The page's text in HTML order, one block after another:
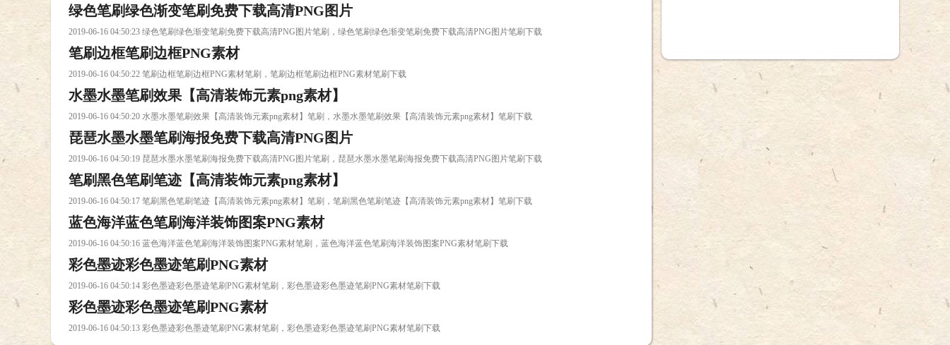
绿色笔刷绿色渐变笔刷免费下载高清PNG图片
2019-06-16 04:50:23 绿色笔刷绿色渐变笔刷免费下载高清PNG图片笔刷，绿色笔刷绿色渐变笔刷免费下载高清PNG图片笔刷下载
笔刷边框笔刷边框PNG素材
2019-06-16 04:50:22 笔刷边框笔刷边框PNG素材笔刷，笔刷边框笔刷边框PNG素材笔刷下载
水墨水墨笔刷效果【高清装饰元素png素材】
2019-06-16 04:50:20 水墨水墨笔刷效果【高清装饰元素png素材】笔刷，水墨水墨笔刷效果【高清装饰元素png素材】笔刷下载
琵琶水墨水墨笔刷海报免费下载高清PNG图片
2019-06-16 04:50:19 琵琶水墨水墨笔刷海报免费下载高清PNG图片笔刷，琵琶水墨水墨笔刷海报免费下载高清PNG图片笔刷下载
笔刷黑色笔刷笔迹【高清装饰元素png素材】
2019-06-16 04:50:17 笔刷黑色笔刷笔迹【高清装饰元素png素材】笔刷，笔刷黑色笔刷笔迹【高清装饰元素png素材】笔刷下载
蓝色海洋蓝色笔刷海洋装饰图案PNG素材
2019-06-16 04:50:16 蓝色海洋蓝色笔刷海洋装饰图案PNG素材笔刷，蓝色海洋蓝色笔刷海洋装饰图案PNG素材笔刷下载
彩色墨迹彩色墨迹笔刷PNG素材
2019-06-16 04:50:14 彩色墨迹彩色墨迹笔刷PNG素材笔刷，彩色墨迹彩色墨迹笔刷PNG素材笔刷下载
彩色墨迹彩色墨迹笔刷PNG素材
2019-06-16 04:50:13 彩色墨迹彩色墨迹笔刷PNG素材笔刷，彩色墨迹彩色墨迹笔刷PNG素材笔刷下载